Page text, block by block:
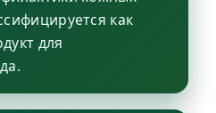
как
для